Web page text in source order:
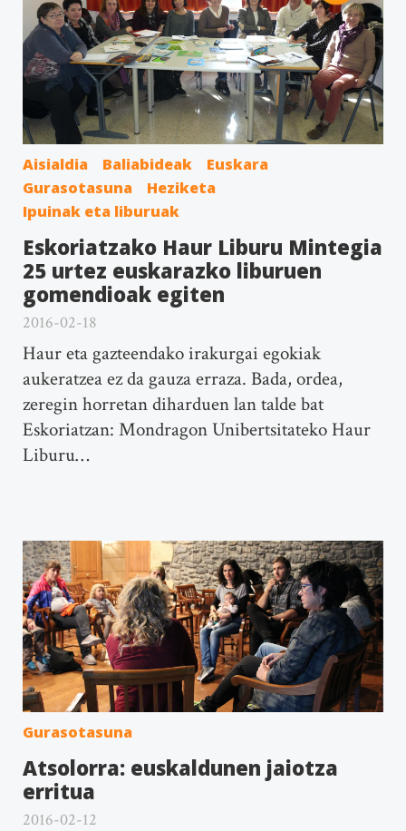
Aisialdia Baliabideak
Euskara
Gurasotasuna
Heziketa
Ipuinak eta liburuak
Eskoriatzako Haur Liburu Mintegia
25 urtez euskarazko liburuen
gomendioak egiten
2016-02-18
Haur eta gazteendako irakurgai egokiak
aukeratzea ez da gauza erraza. Bada, ordea,
zeregin horretan diharduen lan talde bat
Eskoriatzan: Mondragon Unibertsitateko Haur
Liburu…
Gurasotasuna
Atsolorra: euskaldunen jaiotza
erritua
2016-02-12